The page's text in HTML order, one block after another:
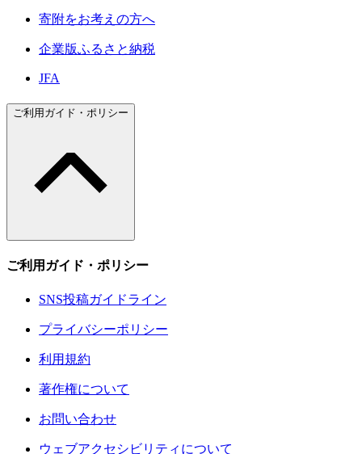
寄附をお考えの方へ
企業版ふるさと納税
JFA
ご利用ガイド・ポリシー
ご利用ガイド・ポリシー
SNS投稿ガイドライン
プライバシーポリシー
利用規約
著作権について
お問い合わせ
ウェブアクセシビリティについて